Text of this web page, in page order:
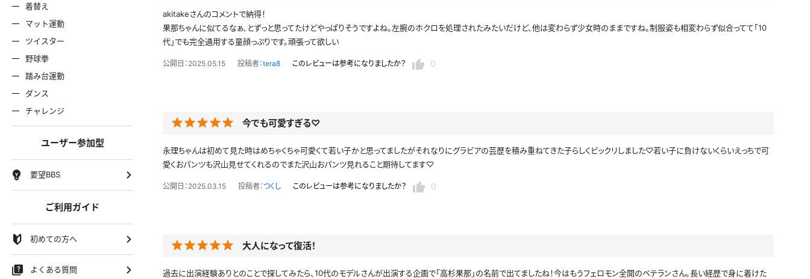
着替え
マット運動
ツイスター
野球拳
踏み台運動
ダンス
チャレンジ
ユーザー参加型
要望BBS
ご利用ガイド
初めての方へ
よくある質問
akitakeさんのコメントで納得！
果那ちゃんに似てるなぁ、とずっと思ってたけどやっぱりそうですよね。左腕のホクロを処理されたみたいだけど、他は変わらず少女時のままですね。制服姿も相変わらず似合ってて「10
代」でも完全通用する童顔っぷりです。頑張って欲しい
公開日：2025.05.15 投稿者：tera8 このレビューは参考になりましたか？ 0
今でも可愛すぎる♡
永理ちゃんは初めて見た時はめちゃくちゃ可愛くて若い子かと思ってましたがそれなりにグラビアの芸歴を積み重ねてきた子らしくビックリしました♡若い子に負けないくらいえっちで可
愛くおパンツも沢山見せてくれるのでまた沢山おパンツ見れること期待してます♡
公開日：2025.03.15 投稿者： つくし このレビューは参考になりましたか？ 0
大人になって復活！
過去に出演経験ありとのことで探してみたら、10代のモデルさんが出演する企画で「高杉果那」の名前で出てましたね！今はもうフェロモン全開のベテランさん。長い経歴で身に着けた